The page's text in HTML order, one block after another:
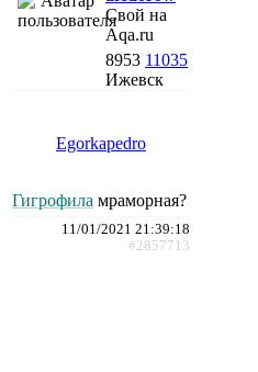
Свой на
Aqa.ru
8953 11035
Ижевск
Egorkapedro
Гигрофила мраморная?
11/01/2021 21:39:18
#2857713